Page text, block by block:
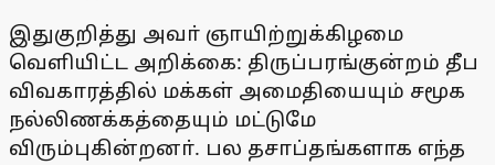
இதுகுறித்து அவா் ஞாயிற்றுக்கிழமை
வெளியிட்ட அறிக்கை: திருப்பரங்குன்றம் தீப
விவகாரத்தில் மக்கள் அமைதியையும் சமூக
நல்லிணக்கத்தையும் மட்டுமே
விரும்புகின்றனா். பல தசாப்தங்களாக எந்த